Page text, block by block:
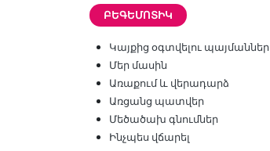
ԲԵԳԵՄՈՏԻԿ
Կայքից օգտվելու պայմաններ
Մեր մասին
Առաքում և վերադարձ
Առցանց պատվեր
Մեծածախ գնումներ
Ինչպես վճարել